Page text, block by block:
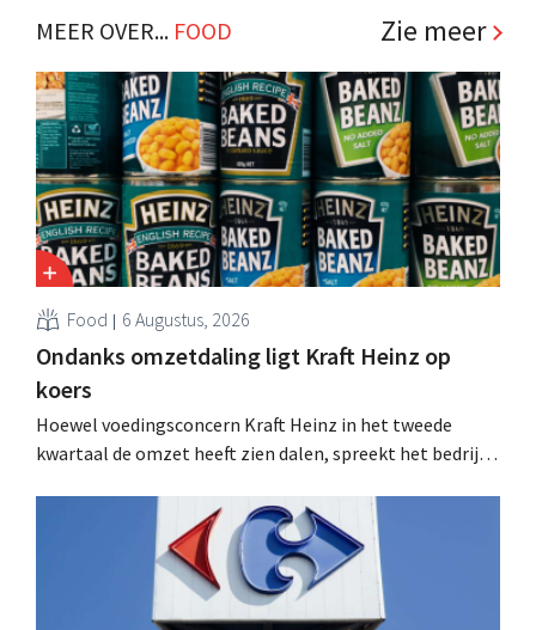
MEER OVER... FOOD Zie meer
Food 6 Augustus, 2026
Ondanks omzetdaling ligt Kraft Heinz op
koers
Hoewel voedingsconcern Kraft Heinz in het tweede
kwartaal de omzet heeft zien dalen, spreekt het bedrijf
multinational verhoogt de investeringen en de
vooruitzichten.